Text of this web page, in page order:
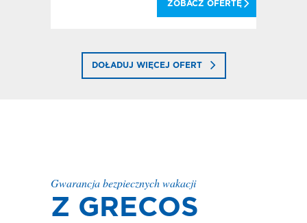
ZOBACZ OFERTĘ
DOŁADUJ WIĘCEJ OFERT
Gwarancja bezpiecznych wakacji
Z GRECOS